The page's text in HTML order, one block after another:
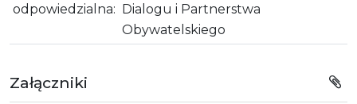
odpowiedzialna: Dialogu i Partnerstwa
Obywatelskiego
Załączniki